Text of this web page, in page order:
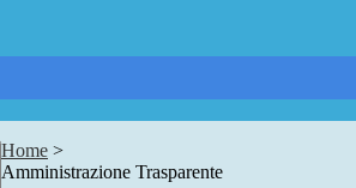
Home >
Amministrazione Trasparente